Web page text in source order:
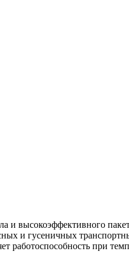
и высокоэффективного
и гусеничных
работоспособность при